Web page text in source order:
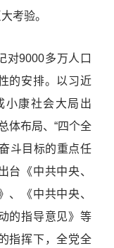
考验。
9000多万人口
的安排。以习近
小康社会大局出
体布局、“四个全
斗目标的重点任
台《中共中央、
、《中共中央、
的指导意见》等
指挥下，全党全